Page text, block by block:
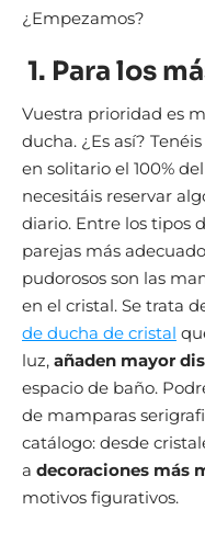
¿Empezamos?
1. Para los
Vuestra prioridad es
ducha. ¿Es así?
en solitario el 100%
necesitáis reservar
diario. Entre los tipos
parejas más
pudorosos son las
en el cristal. Se trata
de ducha de cristal
luz, añaden mayor
espacio de baño.
de mamparas
catálogo: desde
a decoraciones más
motivos figurativos.